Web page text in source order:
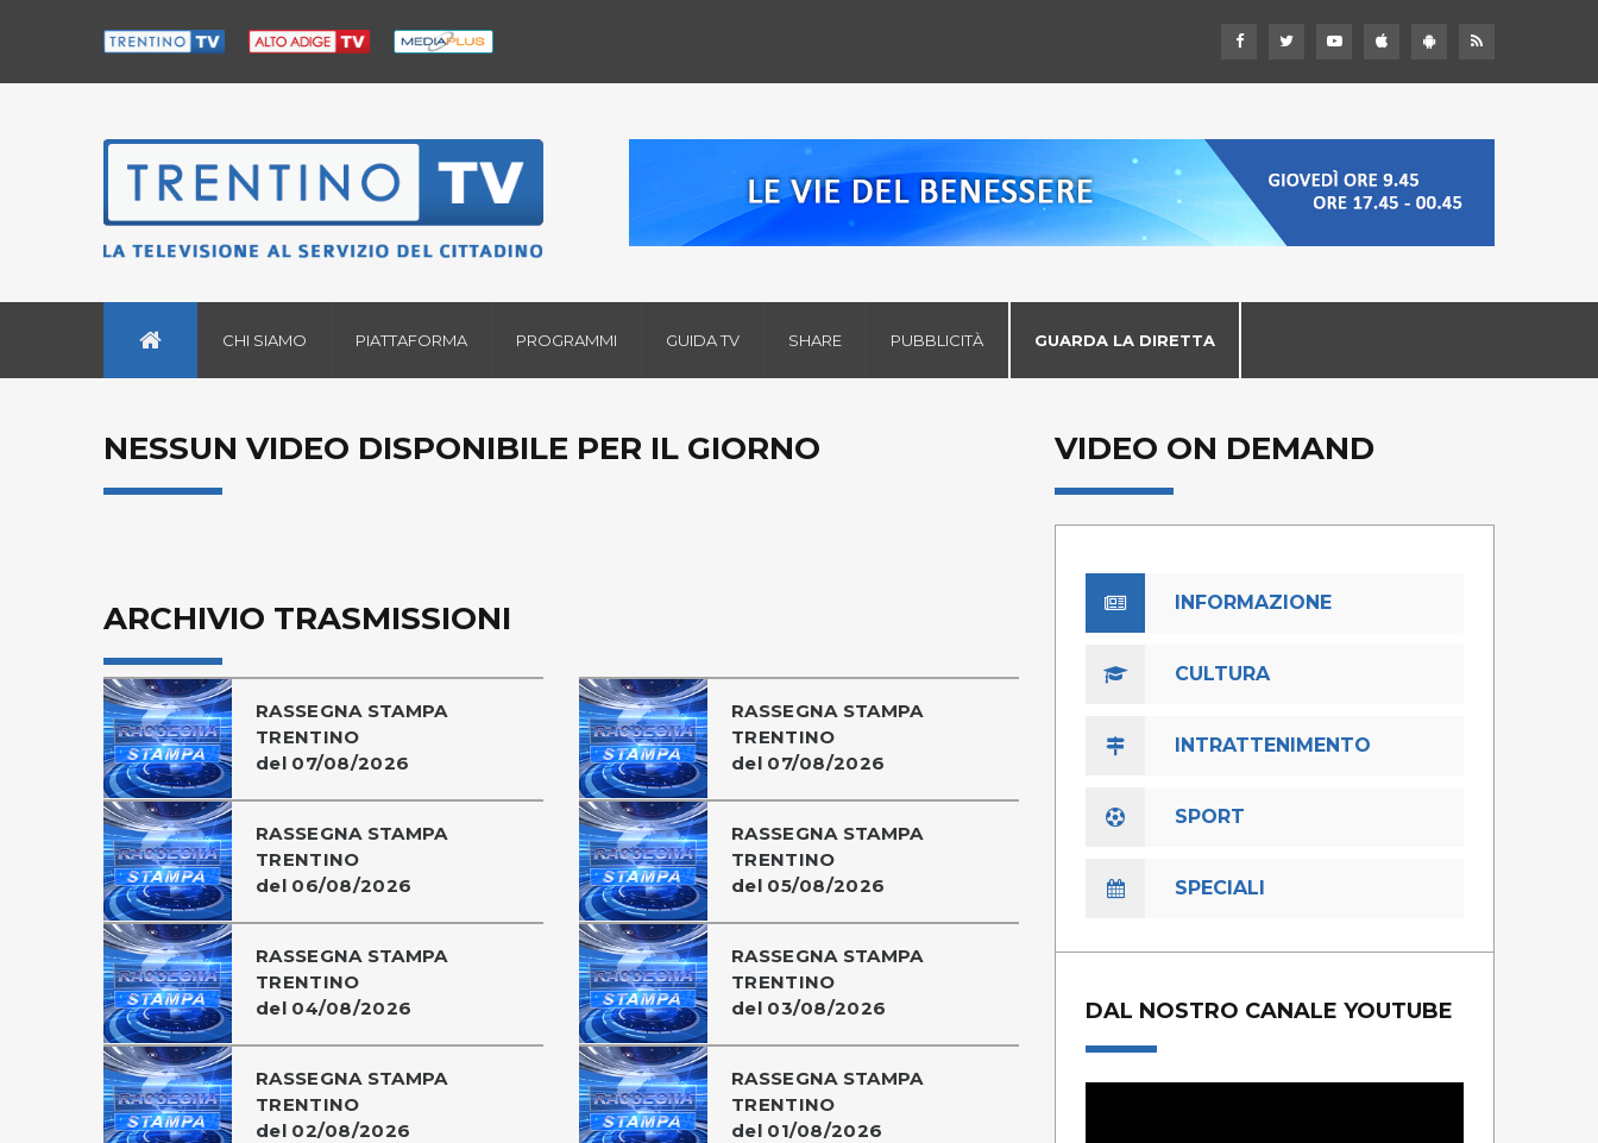
CHI SIAMO PIATTAFORMA PROGRAMMI GUIDA TV SHARE PUBBLICITÀ GUARDA LA DIRETTA
NESSUN VIDEO DISPONIBILE PER IL GIORNO
ARCHIVIO TRASMISSIONI
RASSEGNA STAMPA
TRENTINO
del 07/08/2026
RASSEGNA STAMPA
TRENTINO
del 07/08/2026
RASSEGNA STAMPA
TRENTINO
del 06/08/2026
RASSEGNA STAMPA
TRENTINO
del 05/08/2026
RASSEGNA STAMPA
TRENTINO
del 04/08/2026
RASSEGNA STAMPA
TRENTINO
del 03/08/2026
RASSEGNA STAMPA
TRENTINO
del 02/08/2026
RASSEGNA STAMPA
TRENTINO
del 01/08/2026
VIDEO ON DEMAND
INFORMAZIONE
CULTURA
INTRATTENIMENTO
SPORT
SPECIALI
DAL NOSTRO CANALE YOUTUBE